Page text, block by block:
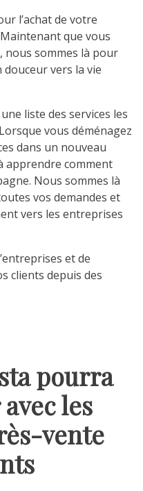
l’achat de votre
que vous
nous sommes là pour
vers la vie
liste des services les
vous déménagez
dans un nouveau
apprendre comment
Nous sommes là
vos demandes et
vers les entreprises
et de
clients depuis des
pourra
les
vente